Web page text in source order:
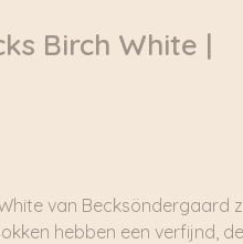
Birch White |
van Becksöndergaard
hebben een verfijnd,